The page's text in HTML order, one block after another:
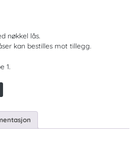
nøkkel lås.
kan bestilles mot tillegg.
1.